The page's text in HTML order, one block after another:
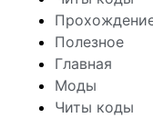
Полезное
Главная
Моды
Читы коды